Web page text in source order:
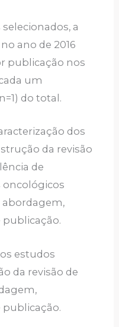
a
ano de 2016
publicação nos
um
do total.
dos
da revisão
de
abordagem,
estudos
da revisão de